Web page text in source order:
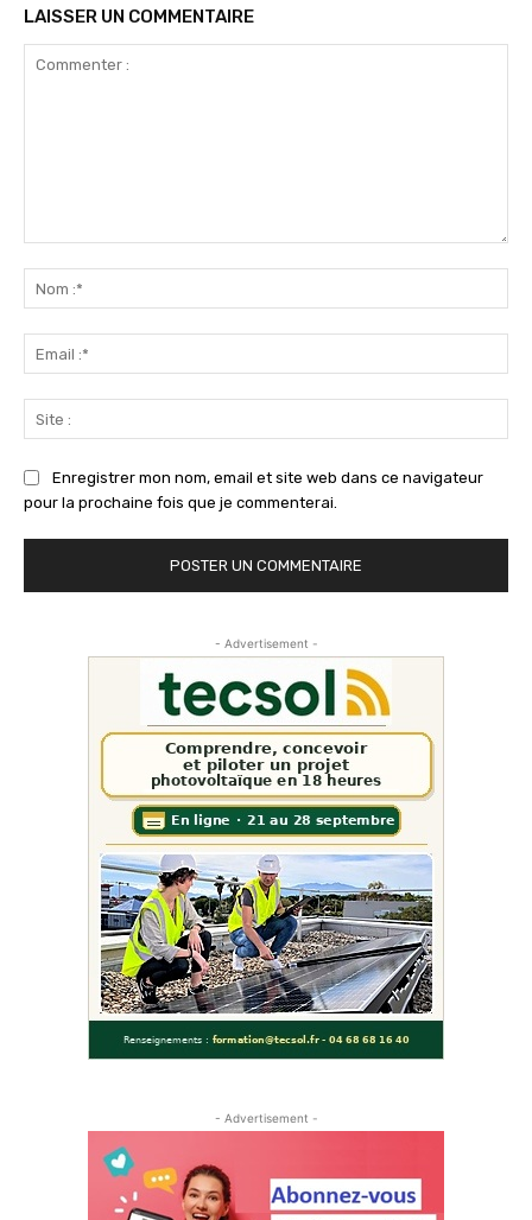
LAISSER UN COMMENTAIRE
:*
:*
:
Enregistrer mon nom, email et site web dans ce navigateur
pour la prochaine fois que je commenterai.
- Advertisement -
- Advertisement -